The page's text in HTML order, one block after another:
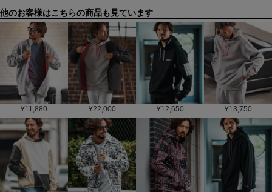
他のお客様はこちらの商品も見ています
¥11,880 ¥22,000 ¥12,650 ¥13,750